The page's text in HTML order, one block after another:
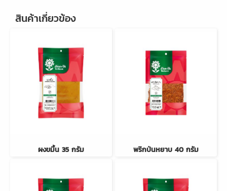
สินค้าเกี่ยวข้อง
ผงขมิ้น 35 กรัม พริกป่นหยาบ 40 กรัม